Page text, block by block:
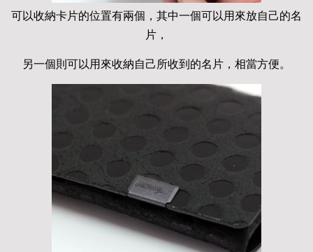
可以收納卡片的位置有兩個，其中一個可以用來放自己的名
片，
另一個則可以用來收納自己所收到的名片，相當方便。